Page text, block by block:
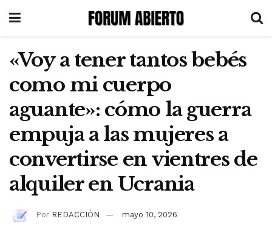
«Voy a tener tantos bebés
como mi cuerpo
aguante»: cómo la guerra
empuja a las mujeres a
convertirse en vientres de
alquiler en Ucrania
Por REDACCIÓN mayo 10, 2026